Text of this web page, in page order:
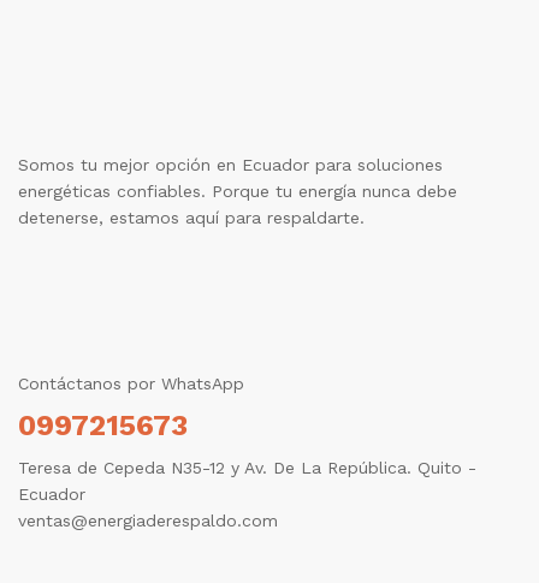
Somos tu mejor opción en Ecuador para soluciones
energéticas confiables. Porque tu energía nunca debe
detenerse, estamos aquí para respaldarte.
Contáctanos por WhatsApp
0997215673
Teresa de Cepeda N35-12 y Av. De La República. Quito -
Ecuador
ventas@energiaderespaldo.com